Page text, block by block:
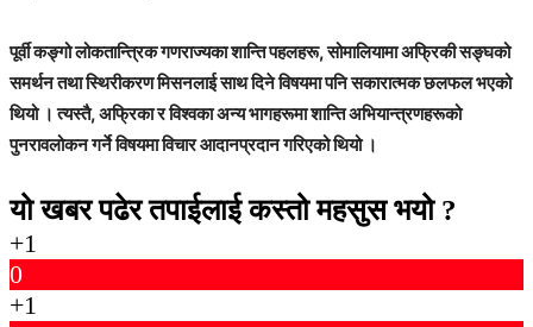
पूर्वी कङ्गो लोकतान्त्रिक गणराज्यका शान्ति पहलहरू, सोमालियामा अफ्रिकी सङ्घको
समर्थन तथा स्थिरीकरण मिसनलाई साथ दिने विषयमा पनि सकारात्मक छलफल भएको
थियो । त्यस्तै, अफ्रिका र विश्वका अन्य भागहरूमा शान्ति अभियान्त्रणहरूको
पुनरावलोकन गर्ने विषयमा विचार आदानप्रदान गरिएको थियो ।
यो खबर पढेर तपाईलाई कस्तो महसुस भयो ?
+1
0
+1